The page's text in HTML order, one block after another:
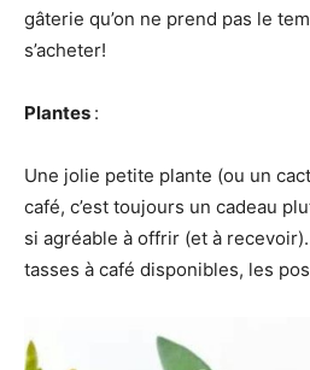
gâterie qu’on ne prend pas le
s’acheter!
Plantes :
Une jolie petite plante (ou un
café, c’est toujours un cadeau
si agréable à offrir (et à
tasses à café disponibles, les